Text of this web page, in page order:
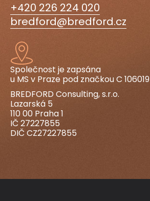
+420 226 224 020
bredford@bredford.cz
Společnost je zapsána
u MS v Praze pod značkou C 106019
BREDFORD Consulting, s.r.o.
Lazarská 5
110 00 Praha 1
IČ 27227855
DIČ CZ27227855